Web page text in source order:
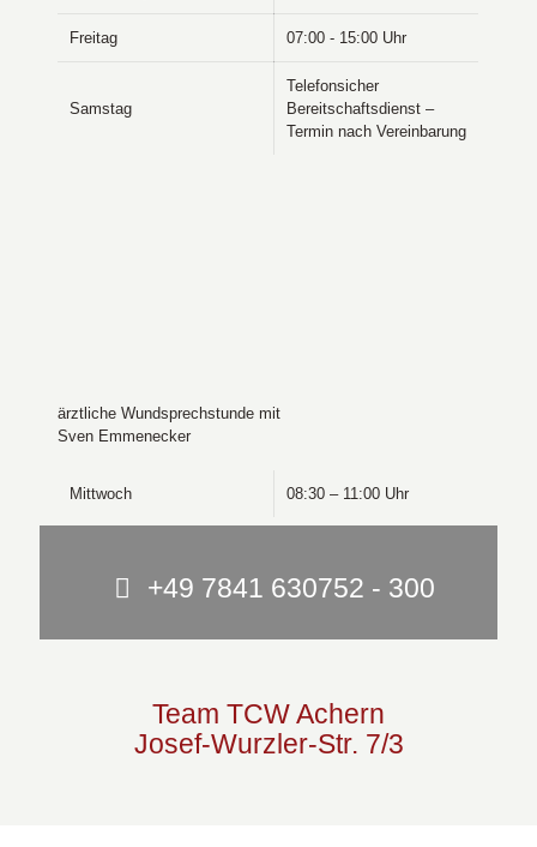
Freitag 07:00 - 15:00 Uhr
Samstag
Telefonsicher
Bereitschaftsdienst –
Termin nach Vereinbarung
ärztliche Wundsprechstunde mit
Sven Emmenecker
Mittwoch 08:30 – 11:00 Uhr
+49 7841 630752 - 300
Team TCW Achern
Josef-Wurzler-Str. 7/3